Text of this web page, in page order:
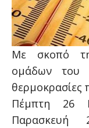
Με σκοπό
ομάδων του
Πέμπτη 26
Παρασκευή